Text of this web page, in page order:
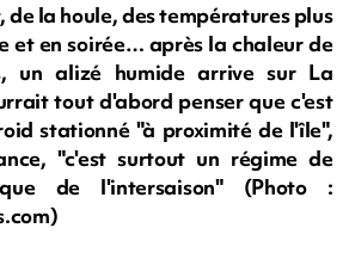
de la houle, des températures plus
et en soirée… après la chaleur de
un alizé humide arrive sur La
tout d'abord penser que c'est
stationné "à proximité de l'île",
"c'est surtout un régime de
de l'intersaison" (Photo :